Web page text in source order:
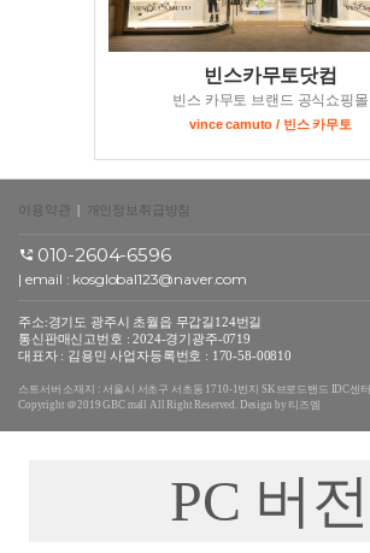
빈스카무토닷컴
빈스 카무토 브랜드 공식쇼핑몰
vince camuto / 빈스 카무토
이용약관 | 개인정보취급방침
010-2604-6596
| email : kosglobal123@naver.com
주소:경기도 광주시 초월읍 무갑길124번길
통신판매신고번호 : 2024-경기광주-0719
대표자 : 김용민 사업자등록번호 : 170-58-00810
스트서버 소재지 : 서울시 서초구 서초동 1710-1번지 SK브로드밴드 IDC센터
Copyright ＠2019 GBC mall All Right Reserved. Design by 티즈엠
PC 버전